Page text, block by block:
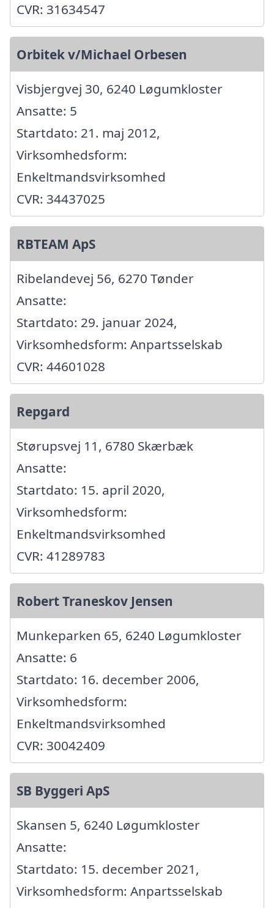
CVR: 31634547
Orbitek v/Michael Orbesen
Visbjergvej 30, 6240 Løgumkloster
Ansatte: 5
Startdato: 21. maj 2012,
Virksomhedsform:
Enkeltmandsvirksomhed
CVR: 34437025
RBTEAM ApS
Ribelandevej 56, 6270 Tønder
Ansatte:
Startdato: 29. januar 2024,
Virksomhedsform: Anpartsselskab
CVR: 44601028
Repgard
Størupsvej 11, 6780 Skærbæk
Ansatte:
Startdato: 15. april 2020,
Virksomhedsform:
Enkeltmandsvirksomhed
CVR: 41289783
Robert Traneskov Jensen
Munkeparken 65, 6240 Løgumkloster
Ansatte: 6
Startdato: 16. december 2006,
Virksomhedsform:
Enkeltmandsvirksomhed
CVR: 30042409
SB Byggeri ApS
Skansen 5, 6240 Løgumkloster
Ansatte:
Startdato: 15. december 2021,
Virksomhedsform: Anpartsselskab